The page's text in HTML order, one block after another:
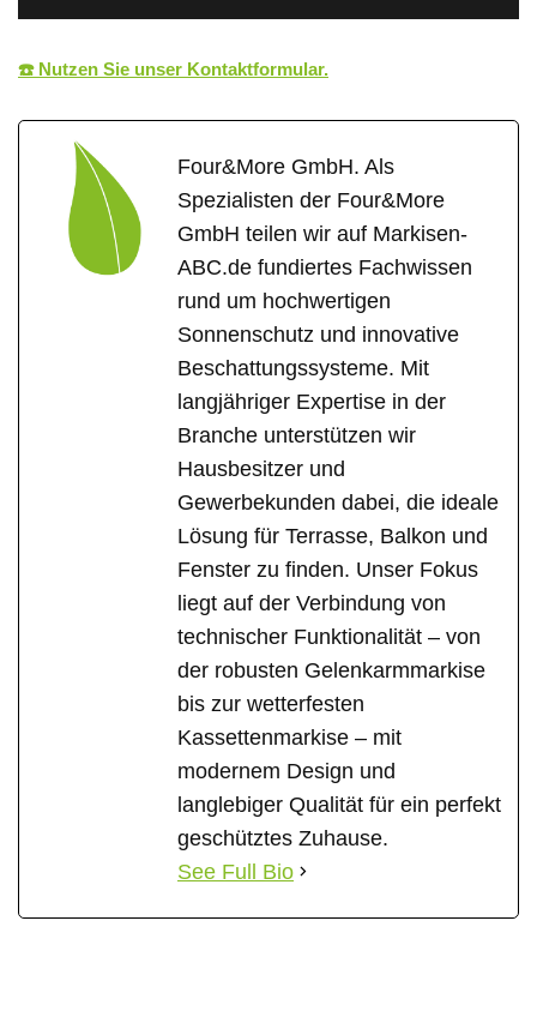
☎️ Nutzen Sie unser Kontaktformular.
Four&More GmbH. Als
Spezialisten der Four&More
GmbH teilen wir auf Markisen-
ABC.de fundiertes Fachwissen
rund um hochwertigen
Sonnenschutz und innovative
Beschattungssysteme. Mit
langjähriger Expertise in der
Branche unterstützen wir
Hausbesitzer und
Gewerbekunden dabei, die ideale
Lösung für Terrasse, Balkon und
Fenster zu finden. Unser Fokus
liegt auf der Verbindung von
technischer Funktionalität – von
der robusten Gelenkarmmarkise
bis zur wetterfesten
Kassettenmarkise – mit
modernem Design und
langlebiger Qualität für ein perfekt
geschütztes Zuhause.
See Full Bio